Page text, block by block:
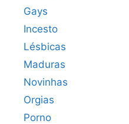
Gays
Incesto
Lésbicas
Maduras
Novinhas
Orgias
Porno